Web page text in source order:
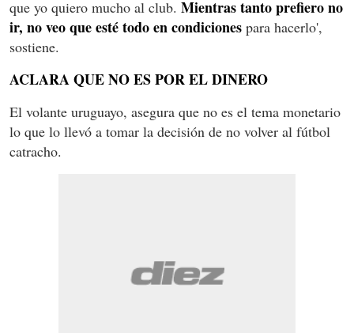
que yo quiero mucho al club. Mientras tanto prefiero no
ir, no veo que esté todo en condiciones para hacerlo',
sostiene.
ACLARA QUE NO ES POR EL DINERO
El volante uruguayo, asegura que no es el tema monetario
lo que lo llevó a tomar la decisión de no volver al fútbol
catracho.